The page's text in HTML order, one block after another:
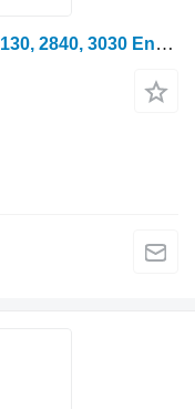
轮式拖拉机 的 气缸体 John Deere 3130, 2840, 3030 Engine Block R65216, Ar67683, R55780, Ar97274